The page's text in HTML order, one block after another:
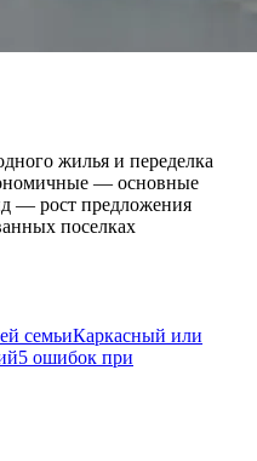
жилья и переделка
— основные
— рост предложения
поселках
семьиКаркасный или
5 ошибок при